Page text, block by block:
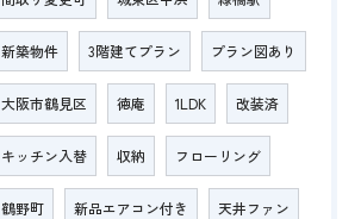
新築物件 3階建てプラン プラン図あり
大阪市鶴見区 徳庵 1LDK 改装済
キッチン入替 収納 フローリング
鶴野町 新品エアコン付き 天井ファン